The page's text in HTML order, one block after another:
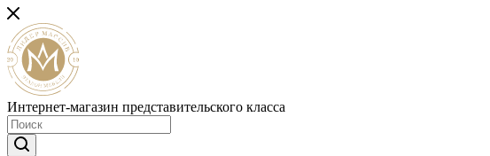
Интернет-магазин представительского класса